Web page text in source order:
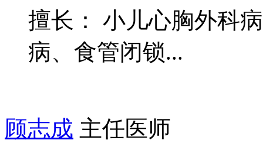
擅长： 小儿心胸外科
病、食管闭锁...
顾志成 主任医师